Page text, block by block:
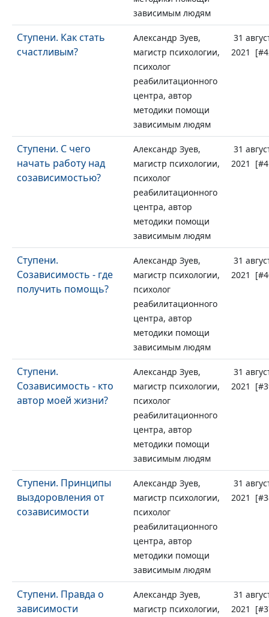
зависимым людям
Ступени. Как стать
счастливым?
Александр Зуев,
магистр психологии,
психолог
реабилитационного
центра, автор
методики помощи
зависимым людям
31
2021
Ступени. С чего
начать работу над
созависимостью?
Александр Зуев,
магистр психологии,
психолог
реабилитационного
центра, автор
методики помощи
зависимым людям
31
2021
Ступени.
Созависимость - где
получить помощь?
Александр Зуев,
магистр психологии,
психолог
реабилитационного
центра, автор
методики помощи
зависимым людям
31
2021
Ступени.
Созависимость - кто
автор моей жизни?
Александр Зуев,
магистр психологии,
психолог
реабилитационного
центра, автор
методики помощи
зависимым людям
31
2021
Ступени. Принципы
выздоровления от
созависимости
Александр Зуев,
магистр психологии,
психолог
реабилитационного
центра, автор
методики помощи
зависимым людям
31
2021
Ступени. Правда о
зависимости
Александр Зуев,
магистр психологии,
31
2021